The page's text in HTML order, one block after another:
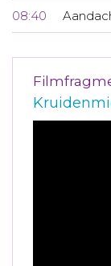
08:40